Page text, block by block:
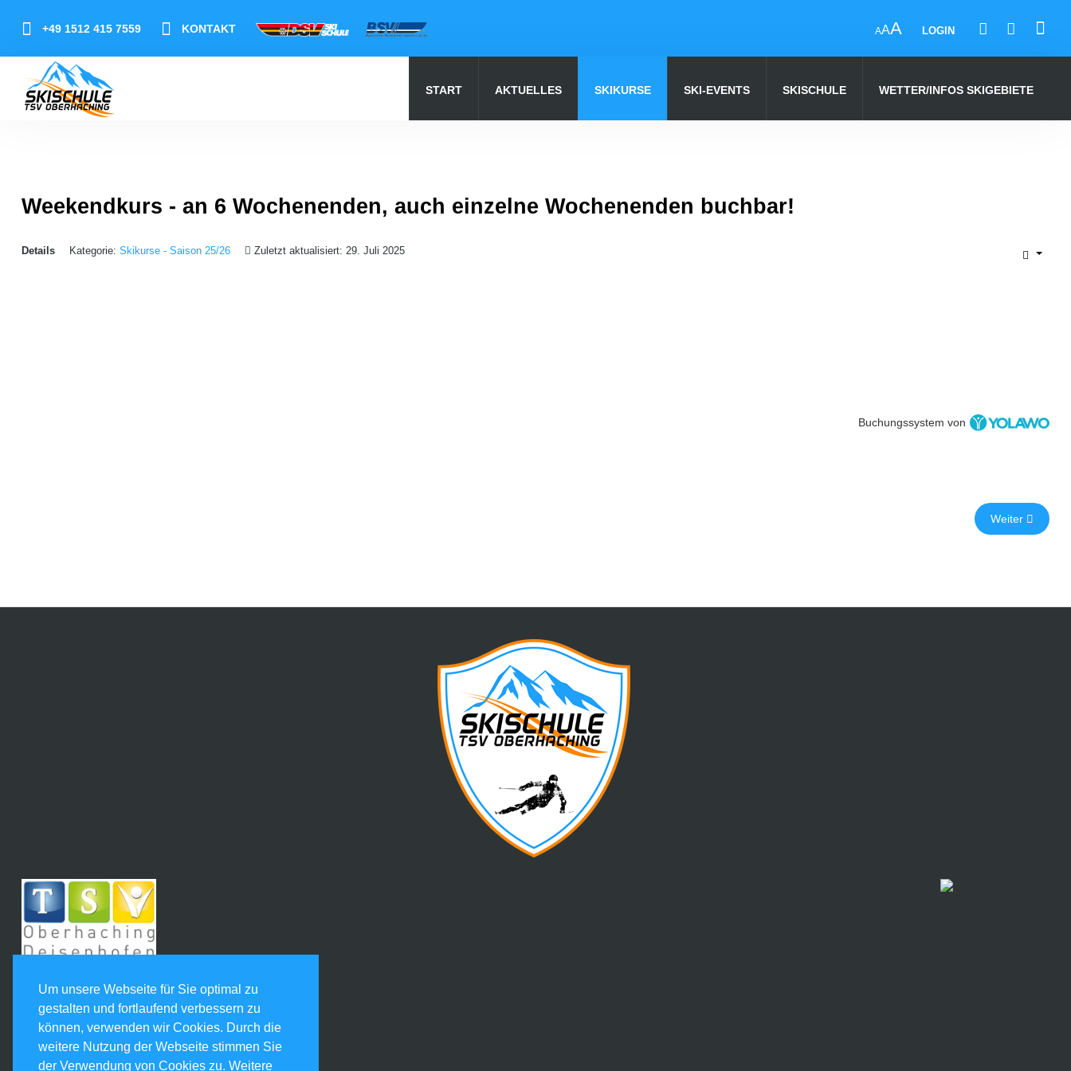
Um unsere Webseite für Sie optimal zu
gestalten und fortlaufend verbessern zu
können, verwenden wir Cookies. Durch die
weitere Nutzung der Webseite stimmen Sie
der Verwendung von Cookies zu. Weitere
Login
Skikurse
+49 1512 415 7559 KONTAKT LOGIN
AAA
START AKTUELLES SKIKURSE SKI-EVENTS SKISCHULE WETTER/INFOS SKIGEBIETE
Weekendkurs - an 6 Wochenenden, auch einzelne Wochenenden buchbar!
Details Kategorie: Skikurse - Saison 25/26 Zuletzt aktualisiert: 29. Juli 2025
Buchungssystem von
Weiter